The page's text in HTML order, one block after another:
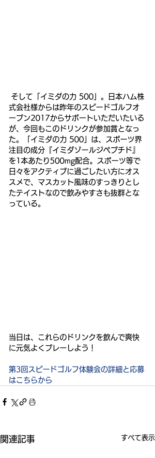
式会社様からは昨年のスピードゴルフオ
ープン2017からサポートいただいたいる
が、今回もこのドリンクが参加賞となっ
た。「イミダの力 500」は、スポーツ界
注目の成分『イミダゾールジペプチド』
を1本あたり500mg配合。スポーツ等で
日々をアクティブに過ごしたい方にオス
スメで、マスカット風味のすっきりとし
たテイストなので飲みやすさも抜群とな
っている。
当日は、これらのドリンクを飲んで爽快
に元気よくプレーしよう！
第3回スピードゴルフ体験会の詳細と応募
はこちらから
関連記事 すべて表示